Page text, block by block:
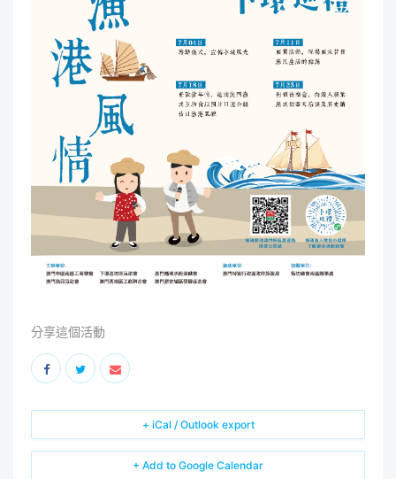
分享這個活動
+ Add to Google Calendar
+ iCal / Outlook export